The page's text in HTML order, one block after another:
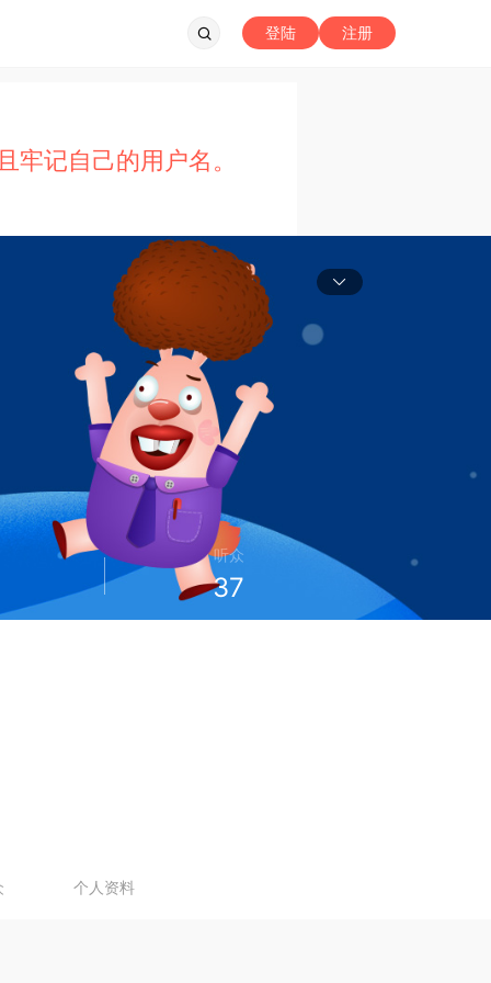
注册
登陆
记自己的用户名。
听众
37
个人资料